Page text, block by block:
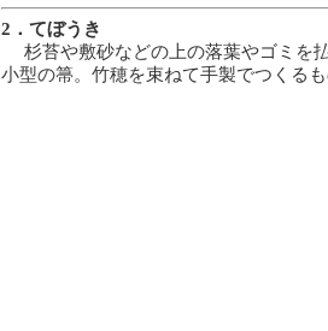
2．てぼうき
杉苔や敷砂などの上の落葉やゴミを
小型の箒。竹穂を束ねて手製でつくるも